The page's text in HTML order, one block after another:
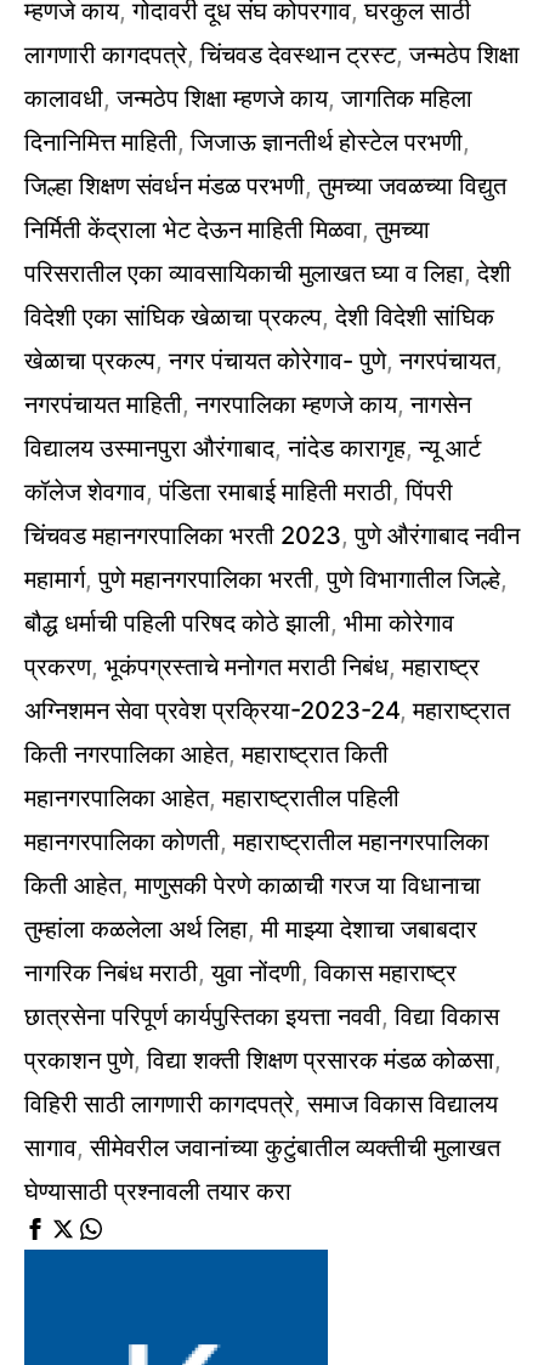
म्हणजे काय,गोदावरी दूध संघ कोपरगाव,घरकुल साठी
लागणारी कागदपत्रे,चिंचवड देवस्थान ट्रस्ट,जन्मठेप शिक्षा
कालावधी,जन्मठेप शिक्षा म्हणजे काय,जागतिक महिला
दिनानिमित्त माहिती,जिजाऊ ज्ञानतीर्थ होस्टेल परभणी,
जिल्हा शिक्षण संवर्धन मंडळ परभणी,तुमच्या जवळच्या विद्युत
निर्मिती केंद्राला भेट देऊन माहिती मिळवा,तुमच्या
परिसरातील एका व्यावसायिकाची मुलाखत घ्या व लिहा,देशी
विदेशी एका सांघिक खेळाचा प्रकल्प,देशी विदेशी सांघिक
खेळाचा प्रकल्प,नगर पंचायत कोरेगाव- पुणे,नगरपंचायत,
नगरपंचायत माहिती,नगरपालिका म्हणजे काय,नागसेन
विद्यालय उस्मानपुरा औरंगाबाद,नांदेड कारागृह,न्यू आर्ट
कॉलेज शेवगाव,पंडिता रमाबाई माहिती मराठी,पिंपरी
चिंचवड महानगरपालिका भरती 2023,पुणे औरंगाबाद नवीन
महामार्ग,पुणे महानगरपालिका भरती,पुणे विभागातील जिल्हे,
बौद्ध धर्माची पहिली परिषद कोठे झाली, भीमा कोरेगाव
प्रकरण, भूकंपग्रस्ताचे मनोगत मराठी निबंध,महाराष्ट्र
अग्निशमन सेवा प्रवेश प्रक्रिया-2023-24,महाराष्ट्रात
किती नगरपालिका आहेत,महाराष्ट्रात किती
महानगरपालिका आहेत,महाराष्ट्रातील पहिली
महानगरपालिका कोणती,महाराष्ट्रातील महानगरपालिका
किती आहेत,माणुसकी पेरणे काळाची गरज या विधानाचा
तुम्हांला कळलेला अर्थ लिहा,मी माझ्या देशाचा जबाबदार
नागरिक निबंध मराठी,युवा नोंदणी,विकास महाराष्ट्र
छात्रसेना परिपूर्ण कार्यपुस्तिका इयत्ता नववी,विद्या विकास
प्रकाशन पुणे,विद्या शक्ती शिक्षण प्रसारक मंडळ कोळसा,
विहिरी साठी लागणारी कागदपत्रे,समाज विकास विद्यालय
सागाव,सीमेवरील जवानांच्या कुटुंबातील व्यक्तीची मुलाखत
घेण्यासाठी प्रश्नावली तयार करा